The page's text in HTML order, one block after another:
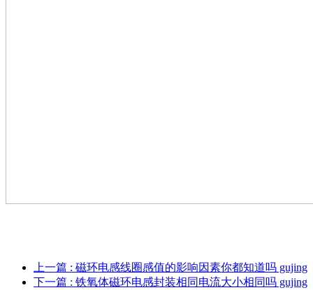
上一篇 : 磁环电感线圈感值的影响因素你都知道吗 gujing
下一篇 : 铁氧体磁环电感封装相同电流大小相同吗 gujing